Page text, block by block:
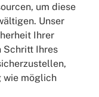
um diese
Unser
Ihrer
Schritt Ihres
wie möglich